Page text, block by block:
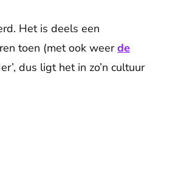
Het is deels een
toen (met ook weerde
dus ligt het in zo’n cultuur